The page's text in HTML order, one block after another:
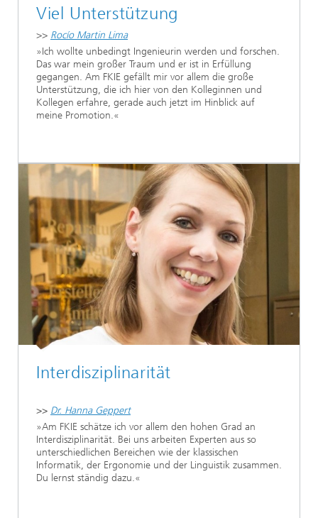
Viel Unterstützung
>> Rocío Martin Lima
»Ich wollte unbedingt Ingenieurin werden und forschen.
Das war mein großer Traum und er ist in Erfüllung
gegangen. Am FKIE gefällt mir vor allem die große
Unterstützung, die ich hier von den Kolleginnen und
Kollegen erfahre, gerade auch jetzt im Hinblick auf
meine Promotion.«
Interdisziplinarität
>> Dr. Hanna Geppert
»Am FKIE schätze ich vor allem den hohen Grad an
Interdisziplinarität. Bei uns arbeiten Experten aus so
unterschiedlichen Bereichen wie der klassischen
Informatik, der Ergonomie und der Linguistik zusammen.
Du lernst ständig dazu.«